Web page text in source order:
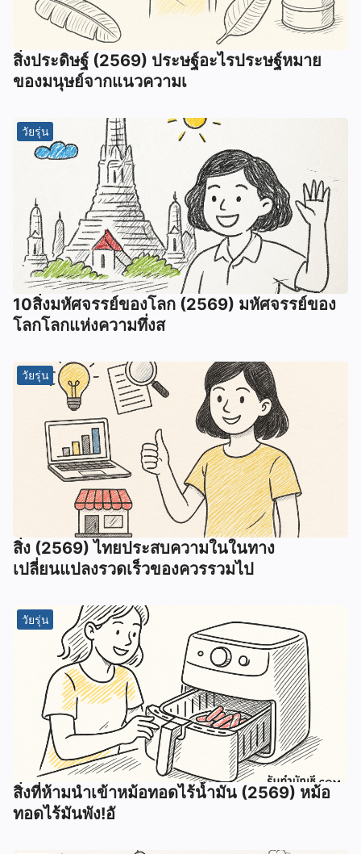
สิ่งประดิษฐ์ (2569) ประษฐ์อะไรประษฐ์หมาย
ของมนุษย์จากแนวความเ
วัยรุ่น
10สิ่งมหัศจรรย์ของโลก (2569) มหัศจรรย์ของ
โลกโลกแห่งความทึ่งส
วัยรุ่น
สิ่ง (2569) ไทยประสบความในในทาง
เปลี่ยนแปลงรวดเร็วของควรรวมไป
วัยรุ่น
สิ่งที่ห้ามนำเข้าหม้อทอดไร้น้ำมัน (2569) หม้อ
ทอดไร้มันพัง!อั